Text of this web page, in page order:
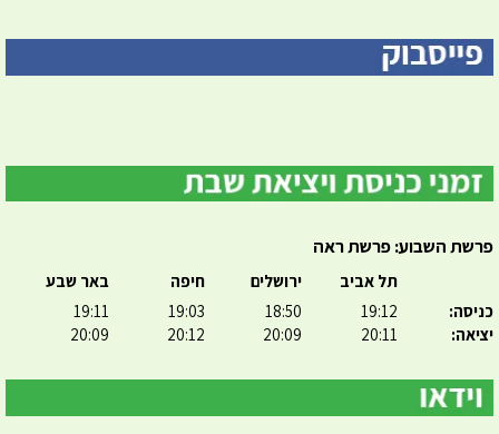
פרשת השבוע: פרשת ראה
כניסה:
יציאה:
תל אביב
19:12
20:11
ירושלים
18:50
20:09
חיפה
19:03
20:12
באר שבע
19:11
20:09